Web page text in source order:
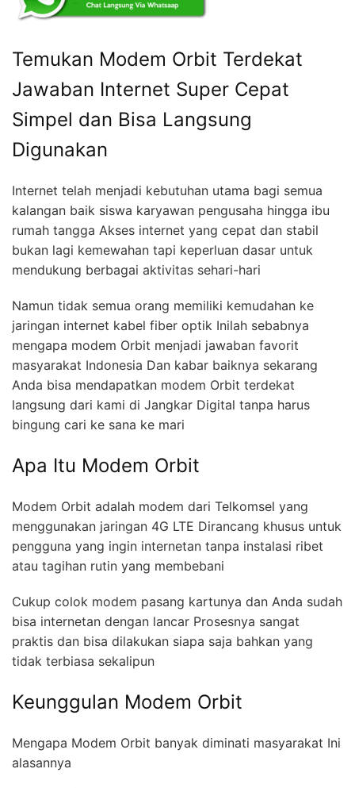
Temukan Modem Orbit Terdekat
Jawaban Internet Super Cepat
Simpel dan Bisa Langsung
Digunakan
Internet telah menjadi kebutuhan utama bagi semua
kalangan baik siswa karyawan pengusaha hingga ibu
rumah tangga Akses internet yang cepat dan stabil
bukan lagi kemewahan tapi keperluan dasar untuk
mendukung berbagai aktivitas sehari-hari
Namun tidak semua orang memiliki kemudahan ke
jaringan internet kabel fiber optik Inilah sebabnya
mengapa modem Orbit menjadi jawaban favorit
masyarakat Indonesia Dan kabar baiknya sekarang
Anda bisa mendapatkan modem Orbit terdekat
langsung dari kami di Jangkar Digital tanpa harus
bingung cari ke sana ke mari
Apa Itu Modem Orbit
Modem Orbit adalah modem dari Telkomsel yang
menggunakan jaringan 4G LTE Dirancang khusus untuk
pengguna yang ingin internetan tanpa instalasi ribet
atau tagihan rutin yang membebani
Cukup colok modem pasang kartunya dan Anda sudah
bisa internetan dengan lancar Prosesnya sangat
praktis dan bisa dilakukan siapa saja bahkan yang
tidak terbiasa sekalipun
Keunggulan Modem Orbit
Mengapa Modem Orbit banyak diminati masyarakat Ini
alasannya